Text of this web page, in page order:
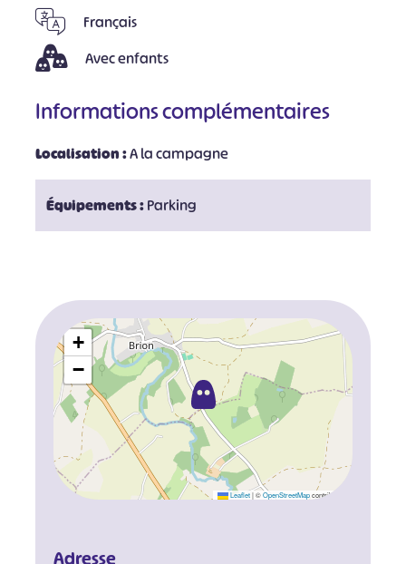
Français
Avec enfants
Informations complémentaires
Localisation :A la campagne
Équipements :Parking
+
−
Leaflet |©OpenStreetMapcontributors
Adresse